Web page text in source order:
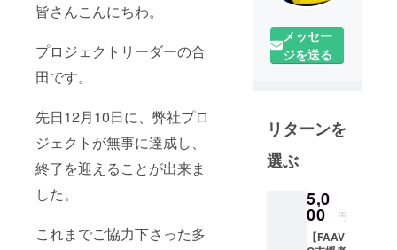
皆さんこんにちわ。
プロジェクトリーダーの合
田です。
先日12月10日に、弊社プロ
ジェクトが無事に達成し、
終了を迎えることが出来ま
した。
これまでご協力下さった多
メッセー
ジを送る
リターンを
選ぶ
5,0
00 円
【FAAV